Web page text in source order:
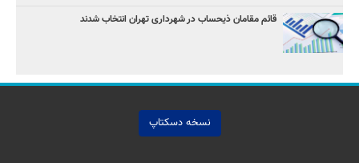
قائم مقامان ذیحساب در شهرداری تهران انتخاب شدند
نسخه دسکتاپ